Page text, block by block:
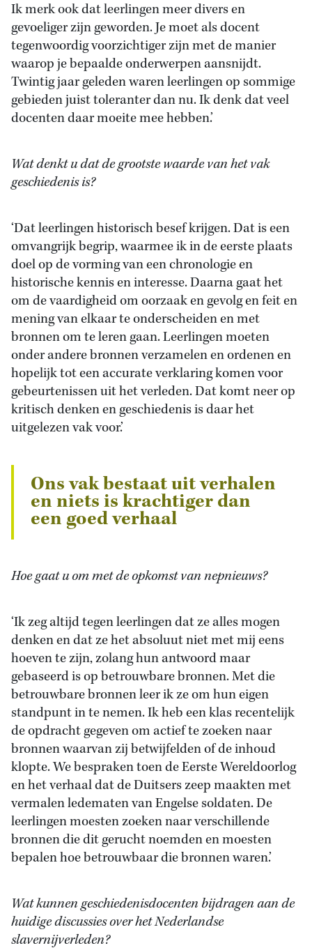
Ik merk ook dat leerlingen meer divers en
gevoeliger zijn geworden. Je moet als docent
tegenwoordig voorzichtiger zijn met de manier
waarop je bepaalde onderwerpen aansnijdt.
Twintig jaar geleden waren leerlingen op sommige
gebieden juist toleranter dan nu. Ik denk dat veel
docenten daar moeite mee hebben.’
Wat denkt u dat de grootste waarde van het vak
geschiedenis is?
‘Dat leerlingen historisch besef krijgen. Dat is een
omvangrijk begrip, waarmee ik in de eerste plaats
doel op de vorming van een chronologie en
historische kennis en interesse. Daarna gaat het
om de vaardigheid om oorzaak en gevolg en feit en
mening van elkaar te onderscheiden en met
bronnen om te leren gaan. Leerlingen moeten
onder andere bronnen verzamelen en ordenen en
hopelijk tot een accurate verklaring komen voor
gebeurtenissen uit het verleden. Dat komt neer op
kritisch denken en geschiedenis is daar het
uitgelezen vak voor.’
Ons vak bestaat uit verhalen
en niets is krachtiger dan
een goed verhaal
Hoe gaat u om met de opkomst van nepnieuws?
‘Ik zeg altijd tegen leerlingen dat ze alles mogen
denken en dat ze het absoluut niet met mij eens
hoeven te zijn, zolang hun antwoord maar
gebaseerd is op betrouwbare bronnen. Met die
betrouwbare bronnen leer ik ze om hun eigen
standpunt in te nemen. Ik heb een klas recentelijk
de opdracht gegeven om actief te zoeken naar
bronnen waarvan zij betwijfelden of de inhoud
klopte. We bespraken toen de Eerste Wereldoorlog
en het verhaal dat de Duitsers zeep maakten met
vermalen ledematen van Engelse soldaten. De
leerlingen moesten zoeken naar verschillende
bronnen die dit gerucht noemden en moesten
bepalen hoe betrouwbaar die bronnen waren.’
Wat kunnen geschiedenisdocenten bijdragen aan de
huidige discussies over het Nederlandse
slavernijverleden?